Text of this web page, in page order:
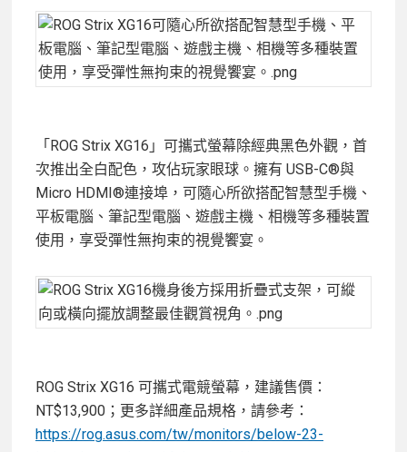
「ROG Strix XG16」可攜式螢幕除經典黑色外觀，首
次推出全白配色，攻佔玩家眼球。擁有 USB-C®與
Micro HDMI®連接埠，可隨心所欲搭配智慧型手機、
平板電腦、筆記型電腦、遊戲主機、相機等多種裝置
使用，享受彈性無拘束的視覺饗宴。
ROG Strix XG16 可攜式電競螢幕，建議售價：
NT$13,900；更多詳細產品規格，請參考：
https://rog.asus.com/tw/monitors/below-23-